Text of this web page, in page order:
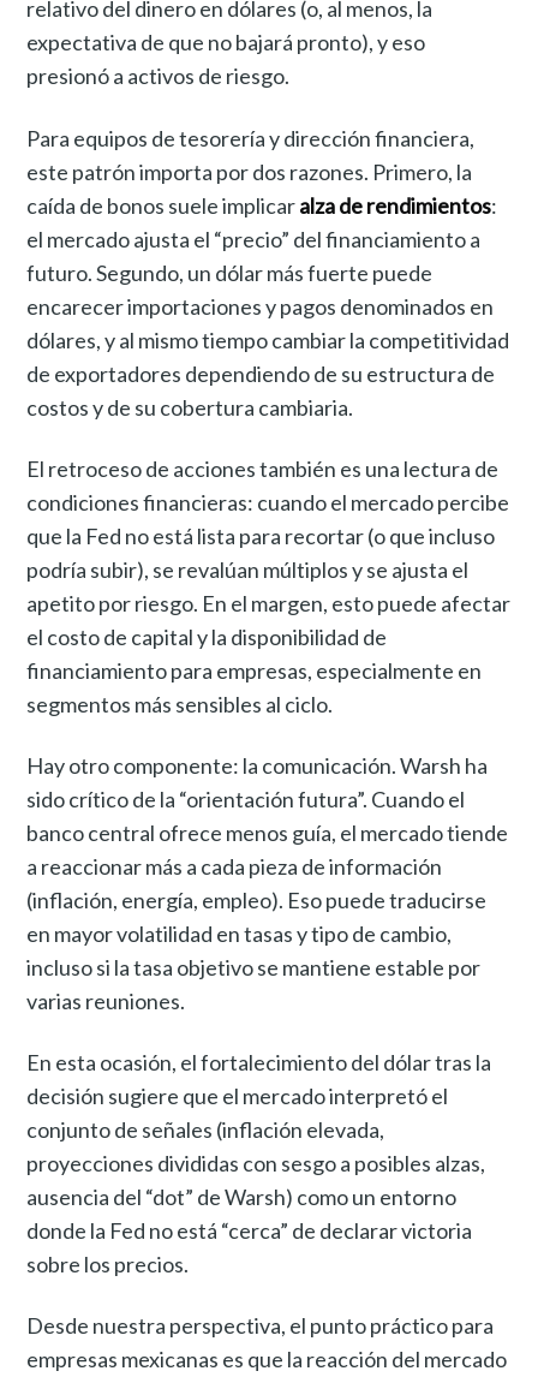
relativo del dinero en dólares (o, al menos, la
expectativa de que no bajará pronto), y eso
presionó a activos de riesgo.
Para equipos de tesorería y dirección financiera,
este patrón importa por dos razones. Primero, la
caída de bonos suele implicaralza de rendimientos:
el mercado ajusta el “precio” del financiamiento a
futuro. Segundo, un dólar más fuerte puede
encarecer importaciones y pagos denominados en
dólares, y al mismo tiempo cambiar la competitividad
de exportadores dependiendo de su estructura de
costos y de su cobertura cambiaria.
El retroceso de acciones también es una lectura de
condiciones financieras: cuando el mercado percibe
que la Fed no está lista para recortar (o que incluso
podría subir), se revalúan múltiplos y se ajusta el
apetito por riesgo. En el margen, esto puede afectar
el costo de capital y la disponibilidad de
financiamiento para empresas, especialmente en
segmentos más sensibles al ciclo.
Hay otro componente: la comunicación. Warsh ha
sido crítico de la “orientación futura”. Cuando el
banco central ofrece menos guía, el mercado tiende
a reaccionar más a cada pieza de información
(inflación, energía, empleo). Eso puede traducirse
en mayor volatilidad en tasas y tipo de cambio,
incluso si la tasa objetivo se mantiene estable por
varias reuniones.
En esta ocasión, el fortalecimiento del dólar tras la
decisión sugiere que el mercado interpretó el
conjunto de señales (inflación elevada,
proyecciones divididas con sesgo a posibles alzas,
ausencia del “dot” de Warsh) como un entorno
donde la Fed no está “cerca” de declarar victoria
sobre los precios.
Desde nuestra perspectiva, el punto práctico para
empresas mexicanas es que la reacción del mercado